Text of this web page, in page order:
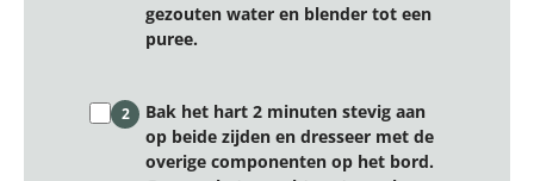
gezouten water en blender tot een
puree.
2
Bak het hart 2 minuten stevig aan
op beide zijden en dresseer met de
overige componenten op het bord.